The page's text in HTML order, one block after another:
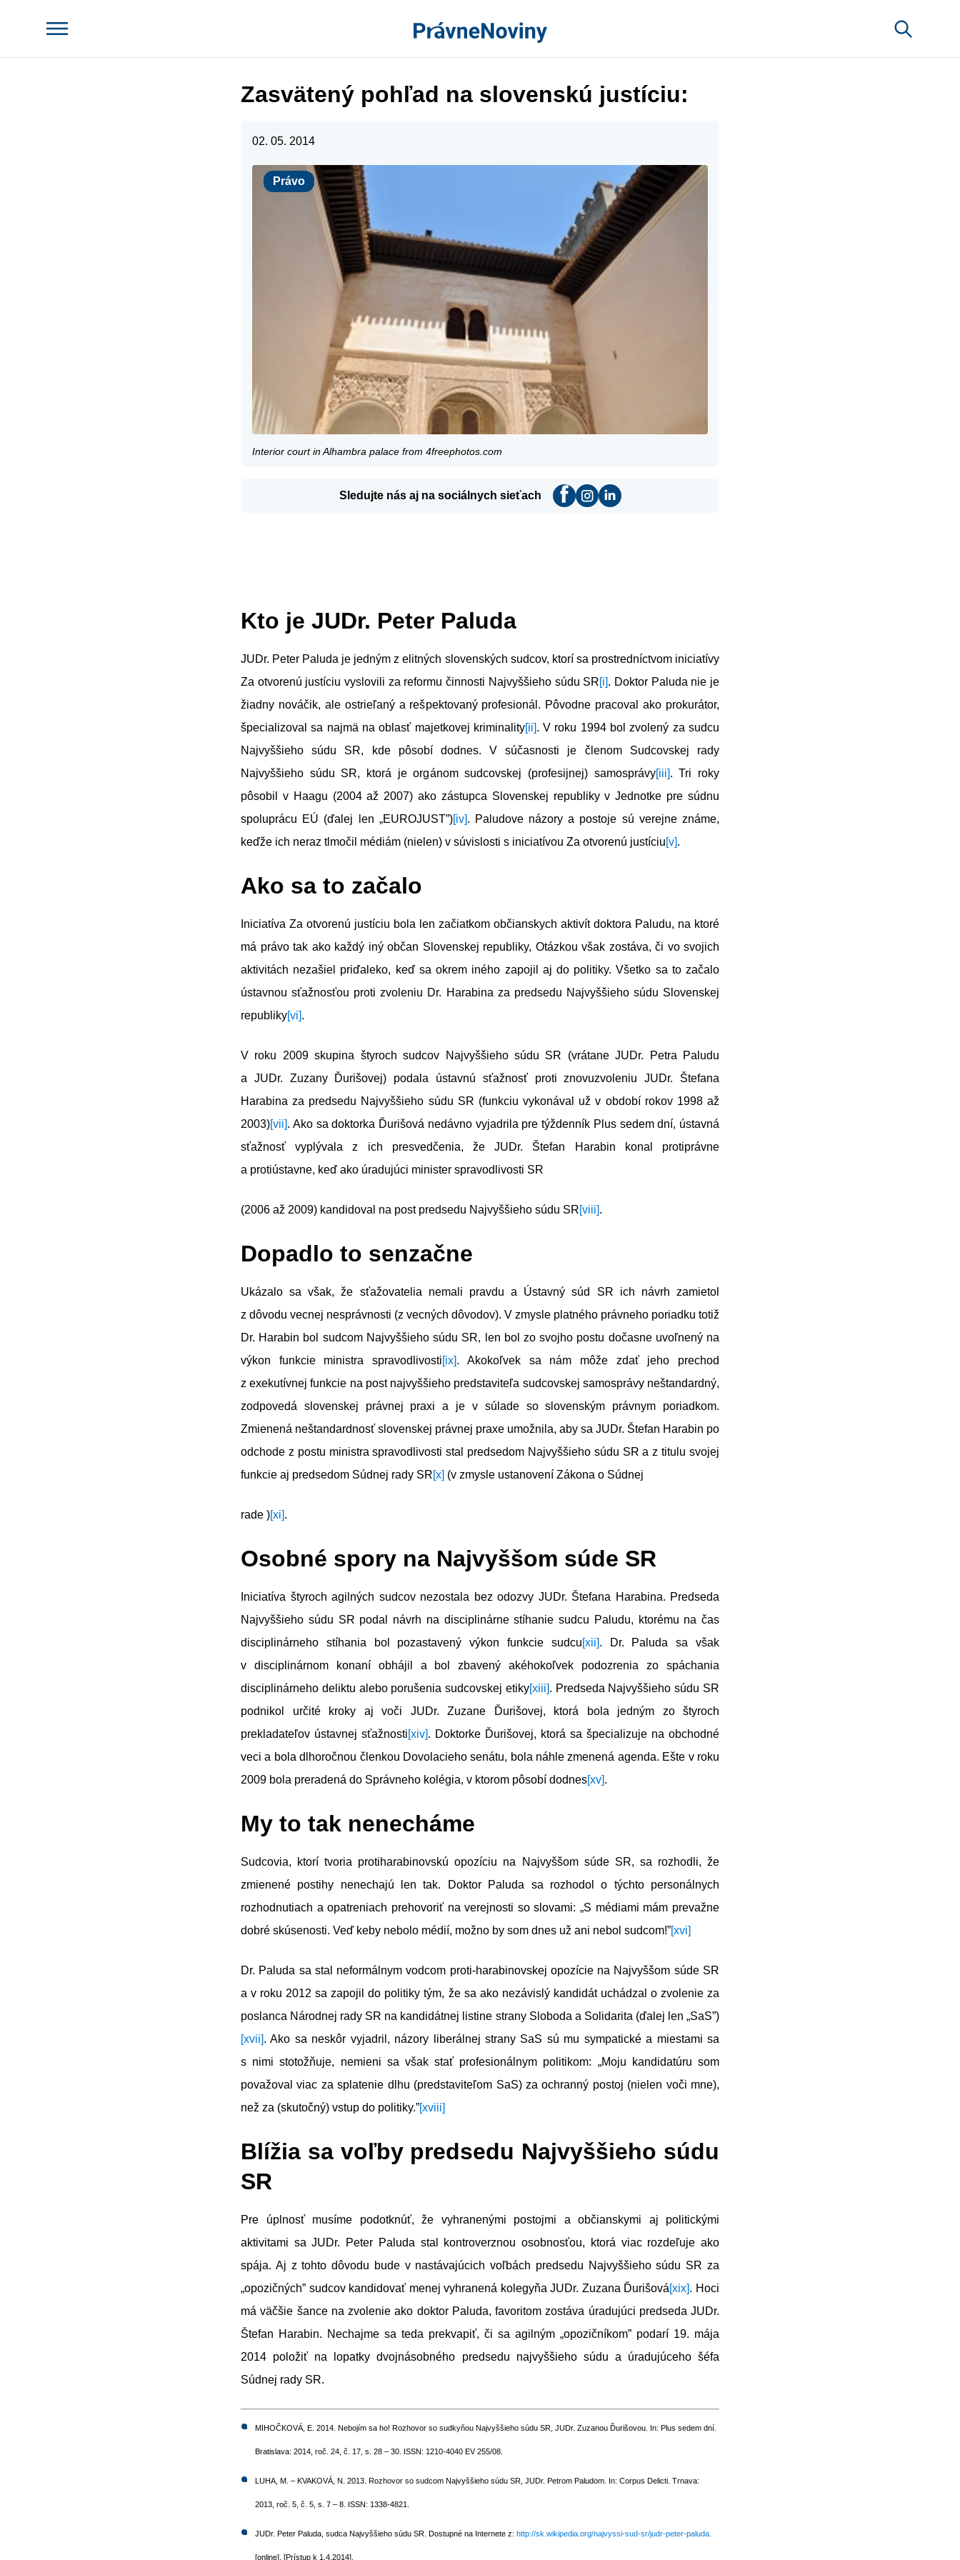
Zasvätený pohľad na slovenskú justíciu:
02. 05. 2014
Právo
Právo
Interior court in Alhambra palace from 4freephotos.com
Sledujte nás aj na sociálnych sieťach
Kto je JUDr. Peter Paluda
JUDr. Peter Paluda je jedným z elitných slovenských sudcov, ktorí sa prostredníctvom iniciatívy
Za otvorenú justíciu vyslovili za reformu činnosti Najvyššieho súdu SR[i]. Doktor Paluda nie je
žiadny nováčik, ale ostrieľaný a rešpektovaný profesionál. Pôvodne pracoval ako prokurátor,
špecializoval sa najmä na oblasť majetkovej kriminality[ii]. V roku 1994 bol zvolený za sudcu
Najvyššieho súdu SR, kde pôsobí dodnes. V súčasnosti je členom Sudcovskej rady
Najvyššieho súdu SR, ktorá je orgánom sudcovskej (profesijnej) samosprávy[iii]. Tri roky
pôsobil v Haagu (2004 až 2007) ako zástupca Slovenskej republiky v Jednotke pre súdnu
spoluprácu EÚ (ďalej len „EUROJUST”)[iv]. Paludove názory a postoje sú verejne známe,
keďže ich neraz tlmočil médiám (nielen) v súvislosti s iniciatívou Za otvorenú justíciu[v].
Ako sa to začalo
Iniciatíva Za otvorenú justíciu bola len začiatkom občianskych aktivít doktora Paludu, na ktoré
má právo tak ako každý iný občan Slovenskej republiky, Otázkou však zostáva, či vo svojich
aktivitách nezašiel priďaleko, keď sa okrem iného zapojil aj do politiky. Všetko sa to začalo
ústavnou sťažnosťou proti zvoleniu Dr. Harabina za predsedu Najvyššieho súdu Slovenskej
republiky[vi].
V roku 2009 skupina štyroch sudcov Najvyššieho súdu SR (vrátane JUDr. Petra Paludu
a JUDr. Zuzany Ďurišovej) podala ústavnú sťažnosť proti znovuzvoleniu JUDr. Štefana
Harabina za predsedu Najvyššieho súdu SR (funkciu vykonával už v období rokov 1998 až
2003)[vii]. Ako sa doktorka Ďurišová nedávno vyjadrila pre týždenník Plus sedem dní, ústavná
sťažnosť vyplývala z ich presvedčenia, že JUDr. Štefan Harabin konal protiprávne
a protiústavne, keď ako úradujúci minister spravodlivosti SR
(2006 až 2009) kandidoval na post predsedu Najvyššieho súdu SR[viii].
Dopadlo to senzačne
Ukázalo sa však, že sťažovatelia nemali pravdu a Ústavný súd SR ich návrh zamietol
z dôvodu vecnej nesprávnosti (z vecných dôvodov). V zmysle platného právneho poriadku totiž
Dr. Harabin bol sudcom Najvyššieho súdu SR, len bol zo svojho postu dočasne uvoľnený na
výkon funkcie ministra spravodlivosti[ix]. Akokoľvek sa nám môže zdať jeho prechod
z exekutívnej funkcie na post najvyššieho predstaviteľa sudcovskej samosprávy neštandardný,
zodpovedá slovenskej právnej praxi a je v súlade so slovenským právnym poriadkom.
Zmienená neštandardnosť slovenskej právnej praxe umožnila, aby sa JUDr. Štefan Harabin po
odchode z postu ministra spravodlivosti stal predsedom Najvyššieho súdu SR a z titulu svojej
funkcie aj predsedom Súdnej rady SR[x] (v zmysle ustanovení Zákona o Súdnej
rade )[xi].
Osobné spory na Najvyššom súde SR
Iniciatíva štyroch agilných sudcov nezostala bez odozvy JUDr. Štefana Harabina. Predseda
Najvyššieho súdu SR podal návrh na disciplinárne stíhanie sudcu Paludu, ktorému na čas
disciplinárneho stíhania bol pozastavený výkon funkcie sudcu[xii]. Dr. Paluda sa však
v disciplinárnom konaní obhájil a bol zbavený akéhokoľvek podozrenia zo spáchania
disciplinárneho deliktu alebo porušenia sudcovskej etiky[xiii]. Predseda Najvyššieho súdu SR
podnikol určité kroky aj voči JUDr. Zuzane Ďurišovej, ktorá bola jedným zo štyroch
prekladateľov ústavnej sťažnosti[xiv]. Doktorke Ďurišovej, ktorá sa špecializuje na obchodné
veci a bola dlhoročnou členkou Dovolacieho senátu, bola náhle zmenená agenda. Ešte v roku
2009 bola preradená do Správneho kolégia, v ktorom pôsobí dodnes[xv].
My to tak nenecháme
Sudcovia, ktorí tvoria protiharabinovskú opozíciu na Najvyššom súde SR, sa rozhodli, že
zmienené postihy nenechajú len tak. Doktor Paluda sa rozhodol o týchto personálnych
rozhodnutiach a opatreniach prehovoriť na verejnosti so slovami: „S médiami mám prevažne
dobré skúsenosti. Veď keby nebolo médií, možno by som dnes už ani nebol sudcom!”[xvi]
Dr. Paluda sa stal neformálnym vodcom proti-harabinovskej opozície na Najvyššom súde SR
a v roku 2012 sa zapojil do politiky tým, že sa ako nezávislý kandidát uchádzal o zvolenie za
poslanca Národnej rady SR na kandidátnej listine strany Sloboda a Solidarita (ďalej len „SaS”)
[xvii]. Ako sa neskôr vyjadril, názory liberálnej strany SaS sú mu sympatické a miestami sa
s nimi stotožňuje, nemieni sa však stať profesionálnym politikom: „Moju kandidatúru som
považoval viac za splatenie dlhu (predstaviteľom SaS) za ochranný postoj (nielen voči mne),
než za (skutočný) vstup do politiky.”[xviii]
Blížia sa voľby predsedu Najvyššieho súdu
SR
Pre úplnosť musíme podotknúť, že vyhranenými postojmi a občianskymi aj politickými
aktivitami sa JUDr. Peter Paluda stal kontroverznou osobnosťou, ktorá viac rozdeľuje ako
spája. Aj z tohto dôvodu bude v nastávajúcich voľbách predsedu Najvyššieho súdu SR za
„opozičných” sudcov kandidovať menej vyhranená kolegyňa JUDr. Zuzana Ďurišová[xix]. Hoci
má väčšie šance na zvolenie ako doktor Paluda, favoritom zostáva úradujúci predseda JUDr.
Štefan Harabin. Nechajme sa teda prekvapiť, či sa agilným „opozičníkom” podarí 19. mája
2014 položiť na lopatky dvojnásobného predsedu najvyššieho súdu a úradujúceho šéfa
Súdnej rady SR.
MIHOČKOVÁ, E. 2014. Nebojím sa ho! Rozhovor so sudkyňou Najvyššieho súdu SR, JUDr. Zuzanou Ďurišovou. In: Plus sedem dní.
Bratislava: 2014, roč. 24, č. 17, s. 28 – 30. ISSN: 1210-4040 EV 255/08.
LUHA, M. – KVAKOVÁ, N. 2013. Rozhovor so sudcom Najvyššieho súdu SR, JUDr. Petrom Paludom. In: Corpus Delicti. Trnava:
2013, roč. 5, č. 5, s. 7 – 8. ISSN: 1338-4821.
JUDr. Peter Paluda, sudca Najvyššieho súdu SR. Dostupné na Internete z: http://sk.wikipedia.org/najvyssi-sud-sr/judr-peter-paluda.
[online]. [Prístup k 1.4.2014].